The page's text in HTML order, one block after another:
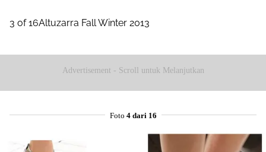
3 of 16Altuzarra Fall Winter 2013
Advertisement - Scroll untuk Melanjutkan
Foto 4 dari 16